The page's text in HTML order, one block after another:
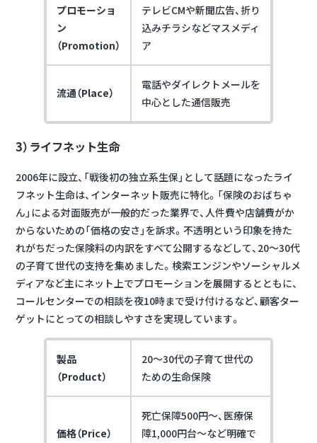
プロモーショ
ン
（Promotion）
テレビCMや新聞広告、折り
込みチラシなどマスメディ
ア
流通（Place）
電話やダイレクトメールを
中心とした通信販売
3）ライフネット生命
2006年に設立、「戦後初の独立系生保」として話題になったライ
フネット生命は、 インターネット販売に特化。 「保険のおばちゃ
ん」による対面販売が一般的だった業界で、人件費や店舗費がか
からないための「価格の安さ」を訴求。 不透明という印象を持た
れがちだった保険料の内訳をすべて公開するなどして、20〜30代
の子育て世代の支持を集めました。検索エンジンやソーシャルメ
ディアなど主にネット上でプロモーションを展開するとともに、
コールセンターでの相談を夜10時まで受け付けるなど、顧客ター
ゲットにとっての相談しやすさを実現しています。
製品
（Product）
20〜30代の子育て世代の
ための生命保険
価格（Price）
死亡保障500円～、医療保
障1,000円台～など明確で